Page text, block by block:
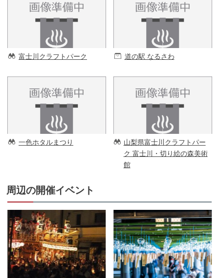
富士川クラフトパーク 道の駅 なるさわ
一色ホタルまつり
山梨県富士川クラフトパー
ク 富士川・切り絵の森美術
館
周辺の開催イベント